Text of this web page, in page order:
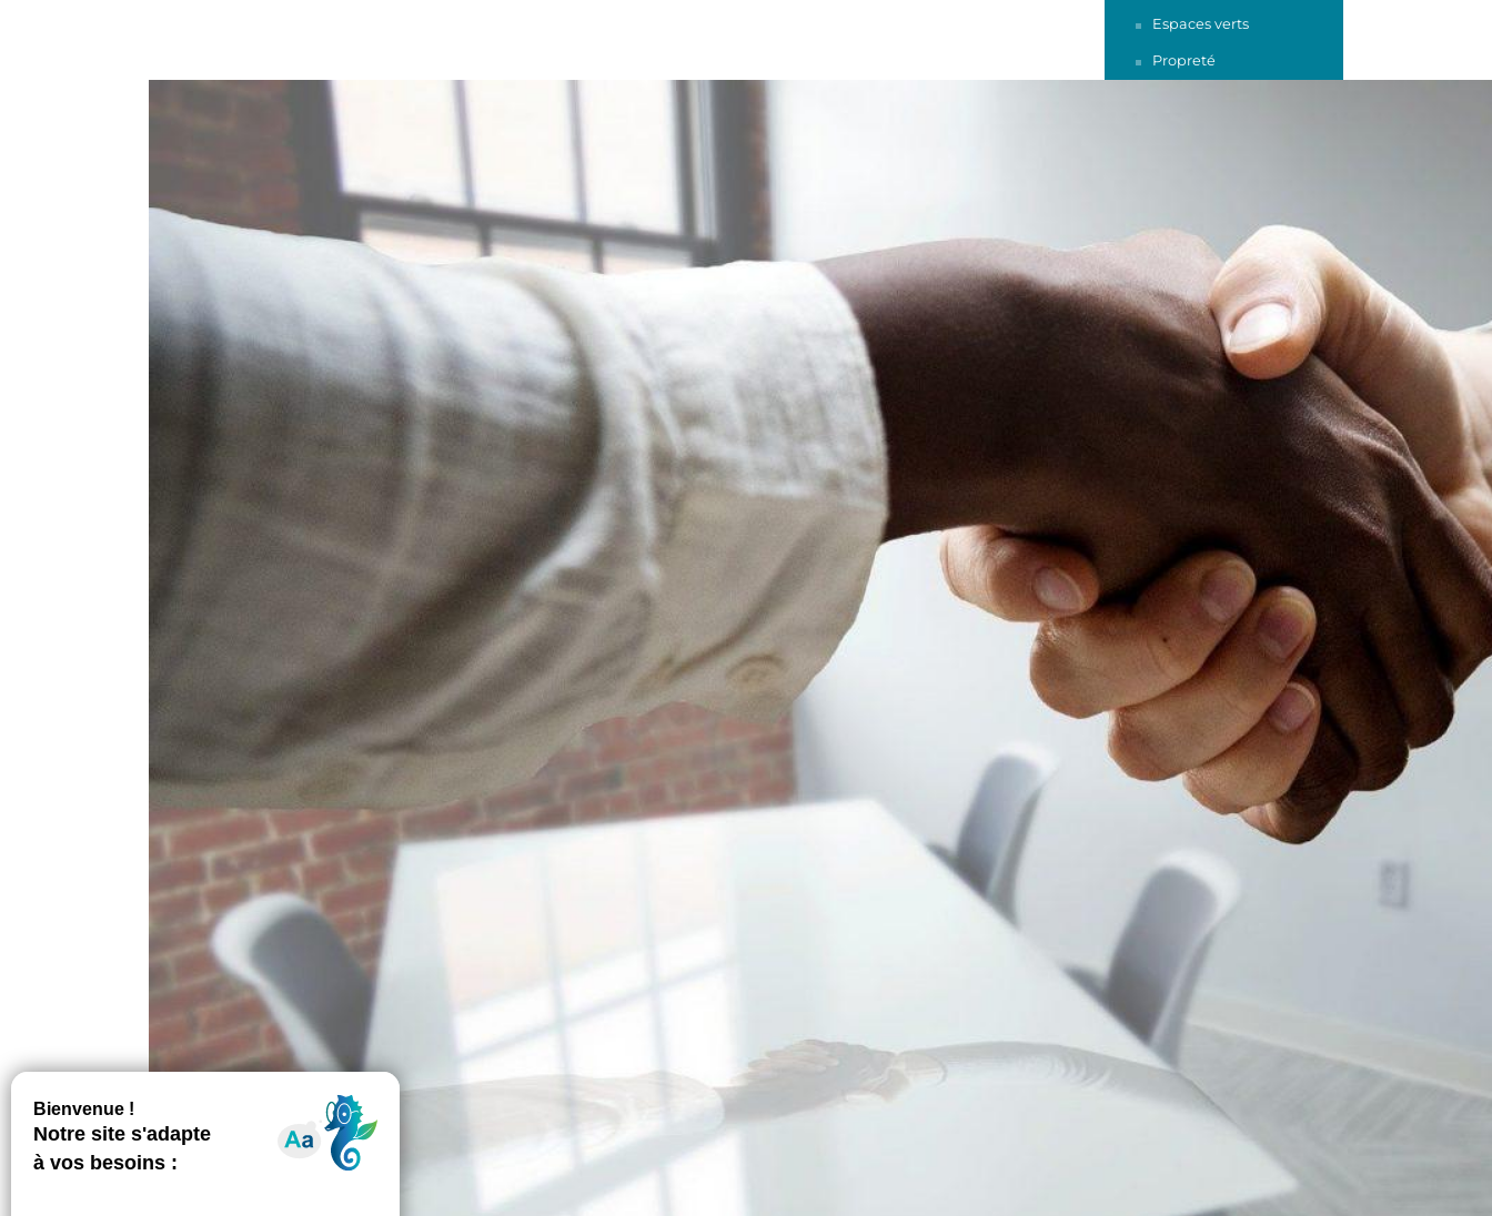
Recruter une personne vivant
avec un handicap
Vous souhaitez bénéficier d’un accompagnement sur
mesure pour une intégration durable et réussie ou
un maintien dans l’emploi de votre salarié ? La
plateforme Service Emploi Accompagné 64 Un
dispositif novateur qui vous apporte une solution
concrète et réaliste pour l’emploi des personnes en
situation de handicap. Le service “Emploi
Accompagné” propose un accompagnement
Espaces verts
Propreté
restauration
Bâtiment et
menuiserie
Imprimerie et
couverture de livres
Agro-alimentaire
Reconna
ître les
compéte
nces des
travailleu